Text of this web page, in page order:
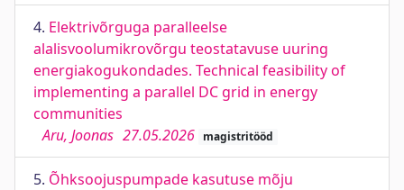
4. Elektrivõrguga paralleelse
alalisvoolumikrovõrgu teostatavuse uuring
energiakogukondades. Technical feasibility of
implementing a parallel DC grid in energy
communities
Aru, Joonas 27.05.2026 magistritööd
5. Õhksoojuspumpade kasutuse mõju